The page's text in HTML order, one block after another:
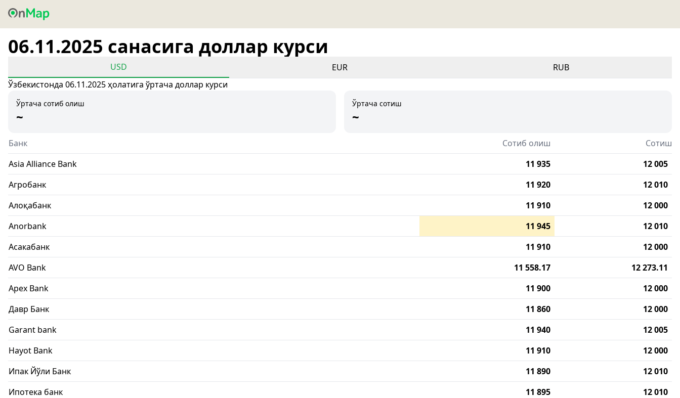
06.11.2025 санасига доллар курси
USD EUR
RUB
Ўзбекистонда 06.11.2025 ҳолатига ўртача доллар курси
Ўртача сотиб олиш
~
Ўртача сотиш
~
Банк Сотиб олиш
Сотиш
Asia Alliance Bank
11 935
12 005
Агробанк
11 920
12 010
Алоқабанк
11 910
12 000
Anorbank
11 945
12 010
Асакабанк
11 910
12 000
AVO Bank
11 558.17
12 273.11
Apex Bank
11 900
12 000
Давр Банк
11 860
12 000
Garant bank
11 940
12 005
Hayot Bank
11 910
12 000
Ипак Йўли Банк
11 890
12 010
Ипотека банк
11 895
12 010